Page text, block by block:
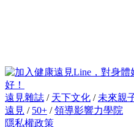
好！
遠見雜誌 / 天下文化 / 未來親
遠見 / 50+ /領導影響力學院
隱私權政策